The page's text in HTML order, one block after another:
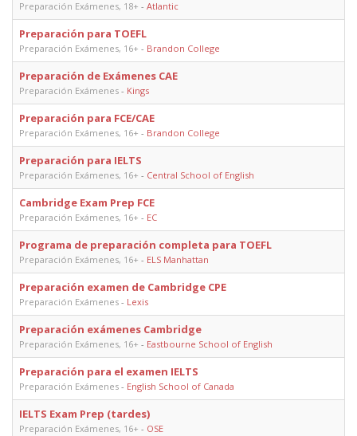
Preparación Exámenes, 18+ - Atlantic
Preparación para TOEFL
Preparación Exámenes, 16+ - Brandon College
Preparación de Exámenes CAE
Preparación Exámenes - Kings
Preparación para FCE/CAE
Preparación Exámenes, 16+ - Brandon College
Preparación para IELTS
Preparación Exámenes, 16+ - Central School of English
Cambridge Exam Prep FCE
Preparación Exámenes, 16+ - EC
Programa de preparación completa para TOEFL
Preparación Exámenes, 16+ - ELS Manhattan
Preparación examen de Cambridge CPE
Preparación Exámenes - Lexis
Preparación exámenes Cambridge
Preparación Exámenes, 16+ - Eastbourne School of English
Preparación para el examen IELTS
Preparación Exámenes - English School of Canada
IELTS Exam Prep (tardes)
Preparación Exámenes, 16+ - OSE